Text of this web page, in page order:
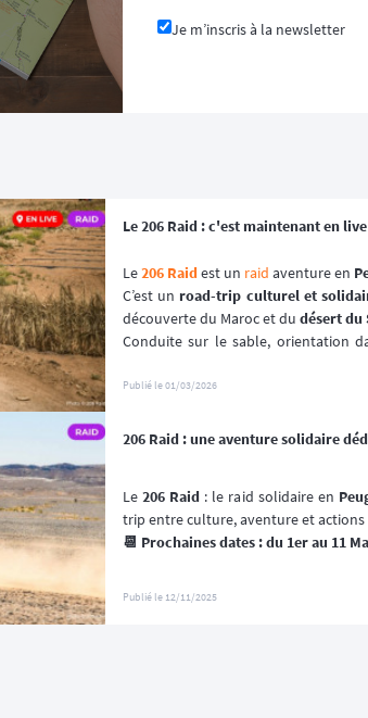
Je m’inscris à la newsletter
Le 206 Raid : c'est maintenant en
Le 206 Raid est un raid aventure en
C’est un road-trip culturel et
découverte du Maroc et du désert du
Conduite sur le sable, orientation
clôture à Marrakech… autant
Publié le01/03/2026
206 Raid : une aventure solidaire
Le 206 Raid : le raid solidaire en
trip entre culture, aventure et
📆 Prochaines dates : du 1er au 11
Publié le 12/11/2025